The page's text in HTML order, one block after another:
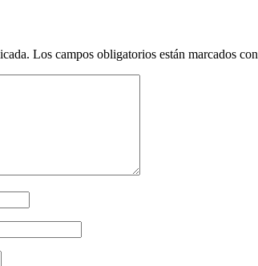
Los campos obligatorios están marcados con